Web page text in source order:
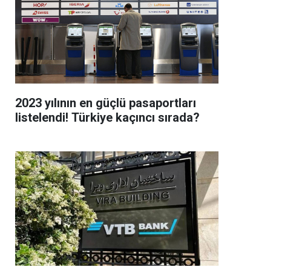
2023 yılının en güçlü pasaportları
listelendi! Türkiye kaçıncı sırada?